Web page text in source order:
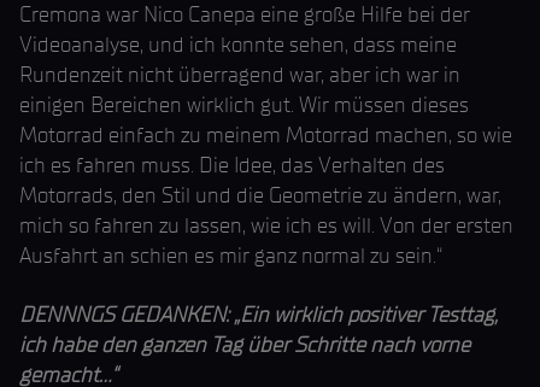
Cremona war Nico Canepa eine große Hilfe bei der
Videoanalyse, und ich konnte sehen, dass meine
Rundenzeit nicht überragend war, aber ich war in
einigen Bereichen wirklich gut. Wir müssen dieses
Motorrad einfach zu meinem Motorrad machen, so wie
ich es fahren muss. Die Idee, das Verhalten des
Motorrads, den Stil und die Geometrie zu ändern, war,
mich so fahren zu lassen, wie ich es will. Von der ersten
Ausfahrt an schien es mir ganz normal zu sein.“
DENNNGS GEDANKEN: „Ein wirklich positiver Testtag,
ich habe den ganzen Tag über Schritte nach vorne
gemacht...“